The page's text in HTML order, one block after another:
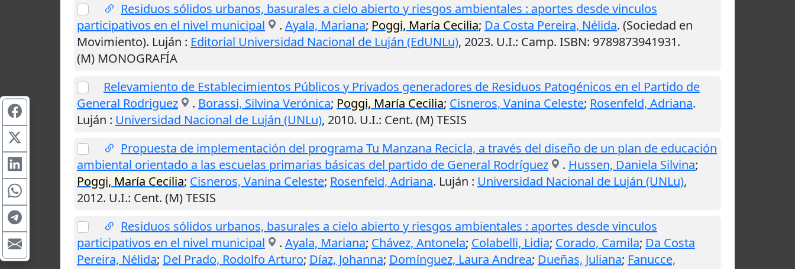
Residuos sólidos urbanos, basurales a cielo abierto y riesgos ambientales : aportes desde vinculos
participativos en el nivel municipal
. Ayala, Mariana; Poggi, María Cecilia; Da Costa Pereira, Nélida. (Sociedad en
Movimiento). Luján : Editorial Universidad Nacional de Luján (EdUNLu), 2023. U.I.: Camp. ISBN: 9789873941931.
(M) MONOGRAFÍA
Relevamiento de Establecimientos Públicos y Privados generadores de Residuos Patogénicos en el Partido de
General Rodriguez
. Borassi, Silvina Verónica; Poggi, María Cecilia; Cisneros, Vanina Celeste; Rosenfeld, Adriana.
Luján : Universidad Nacional de Luján (UNLu), 2010. U.I.: Cent. (M) TESIS
Propuesta de implementación del programa Tu Manzana Recicla, a través del diseño de un plan de educación
ambiental orientado a las escuelas primarias básicas del partido de General Rodríguez
. Hussen, Daniela Silvina;
Poggi, María Cecilia; Cisneros, Vanina Celeste; Rosenfeld, Adriana. Luján : Universidad Nacional de Luján (UNLu),
2012. U.I.: Cent. (M) TESIS
Residuos sólidos urbanos, basurales a cielo abierto y riesgos ambientales : aportes desde vinculos
participativos en el nivel municipal
. Ayala, Mariana; Chávez, Antonela; Colabelli, Lidia; Corado, Camila; Da Costa
Pereira, Nélida; Del Prado, Rodolfo Arturo; Díaz, Johanna; Domínguez, Laura Andrea; Dueñas, Juliana; Fanucce,